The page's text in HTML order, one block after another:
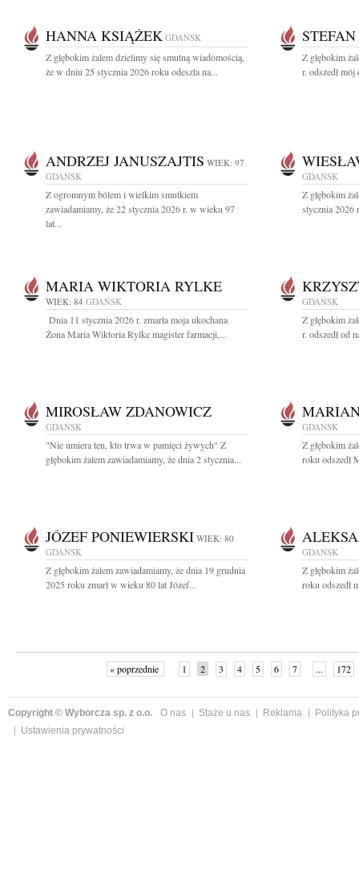
HANNA KSIĄŻEK GDAŃSK
Z głębokim żalem dzielimy się smutną wiadomością,
że w dniu 25 stycznia 2026 roku odeszła na...
Z głębokim
r. odszedł
ANDRZEJ JANUSZAJTIS WIEK: 97
GDAŃSK
Z ogromnym bólem i wielkim smutkiem
zawiadamiamy, że 22 stycznia 2026 r. w wieku 97
lat...
GDAŃSK
Z głębokim
stycznia 2026
MARIA WIKTORIA RYLKE
WIEK: 84 GDAŃSK
Dnia 11 stycznia 2026 r. zmarła moja ukochana
Żona Maria Wiktoria Rylke magister farmacji,...
GDAŃSK
Z głębokim
r. odszedł od
MIROSŁAW ZDANOWICZ
GDAŃSK
"Nie umiera ten, kto trwa w pamięci żywych" Z
głębokim żalem zawiadamiamy, że dnia 2 stycznia...
GDAŃSK
Z głębokim
roku odszedł
JÓZEF PONIEWIERSKI WIEK: 80
GDAŃSK
Z głębokim żalem zawiadamiamy, że dnia 19 grudnia
2025 roku zmarł w wieku 80 lat Józef...
GDAŃSK
Z głębokim
roku odszedł
« poprzednie 1 2 3 4 5 6 7 ... 172
Copyright © Wyborcza sp. z o.o. O nas Staże u nas Reklama
Polityka
Ustawienia prywatności